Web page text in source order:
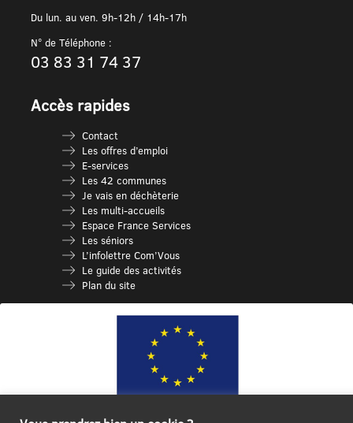
Du lun. au ven. 9h-12h / 14h-17h
N° de Téléphone :
03 83 31 74 37
Accès rapides
Contact
Les offres d’emploi
E-services
Les 42 communes
Je vais en déchèterie
Les multi-accueils
Espace France Services
Les séniors
L’infolettre Com’Vous
Le guide des activités
Plan du site